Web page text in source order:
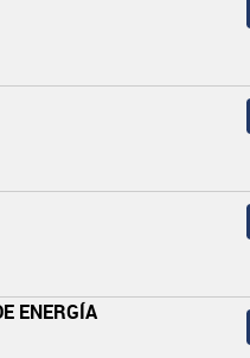
ENERGÍA